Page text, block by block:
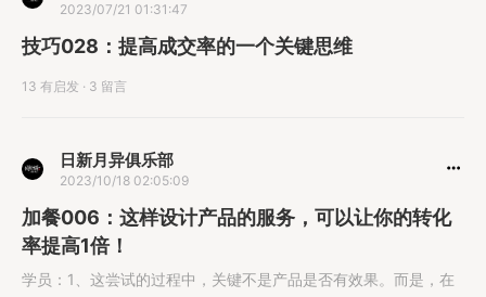
2023/07/21 01:31:47
技巧028：提高成交率的一个关键思维
13 有启发 · 3 留言
日新月异俱乐部
2023/10/18 02:05:09
加餐006：这样设计产品的服务，可以让你的转化
率提高1倍！
学员：1、这尝试的过程中，关键不是产品是否有效果。而是，在